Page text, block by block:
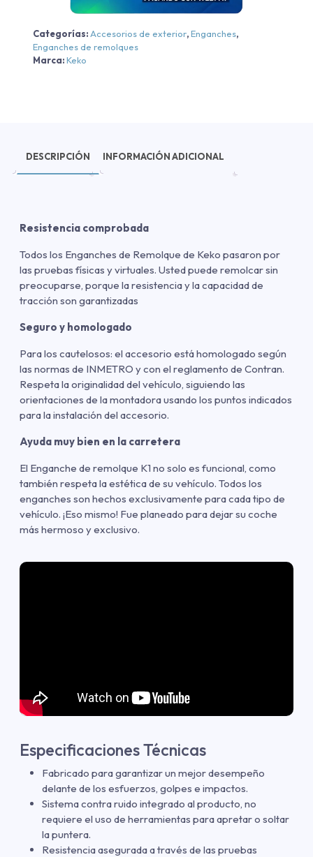
cantidad
Categorías:Accesorios de exterior,Enganches,
Enganches de remolques
Marca:Keko
DESCRIPCIÓN INFORMACIÓN ADICIONAL
Resistencia comprobada
Todos los Enganches de Remolque de Keko pasaron por
las pruebas físicas y virtuales. Usted puede remolcar sin
preocuparse, porque la resistencia y la capacidad de
tracción son garantizadas
Seguro y homologado
Para los cautelosos: el accesorio está homologado según
las normas de INMETRO y con el reglamento de Contran.
Respeta la originalidad del vehículo, siguiendo las
orientaciones de la montadora usando los puntos indicados
para la instalación del accesorio.
Ayuda muy bien en la carretera
El Enganche de remolque K1 no solo es funcional, como
también respeta la estética de su vehículo. Todos los
enganches son hechos exclusivamente para cada tipo de
vehículo. ¡Eso mismo! Fue planeado para dejar su coche
más hermoso y exclusivo.
Especificaciones Técnicas
Fabricado para garantizar un mejor desempeño
delante de los esfuerzos, golpes e impactos.
Sistema contra ruido integrado al producto, no
requiere el uso de herramientas para apretar o soltar
la puntera.
Resistencia asegurada a través de las pruebas